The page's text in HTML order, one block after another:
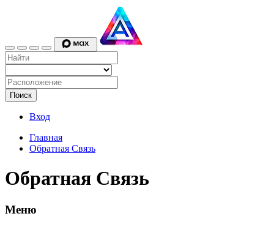
Поиск
Вход
Главная
Обратная Связь
Обратная Связь
Меню